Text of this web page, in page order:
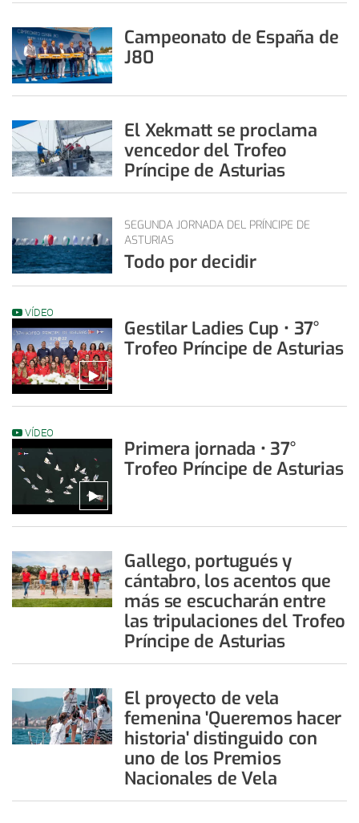
Campeonato de España de
J80
El Xekmatt se proclama
vencedor del Trofeo
Príncipe de Asturias
SEGUNDA JORNADA DEL PRÍNCIPE DE
ASTURIAS
Todo por decidir
VÍDEO
Gestilar Ladies Cup • 37°
Trofeo Príncipe de Asturias
VÍDEO
Primera jornada • 37°
Trofeo Príncipe de Asturias
Gallego, portugués y
cántabro, los acentos que
más se escucharán entre
las tripulaciones del Trofeo
Príncipe de Asturias
El proyecto de vela
femenina 'Queremos hacer
historia' distinguido con
uno de los Premios
Nacionales de Vela